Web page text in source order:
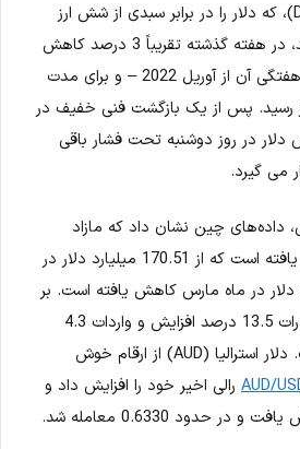
(DXY)، که دلار را در برابر سبدی از شش ارز
اصلی اندازه گیری می کند، در هفته گذشته تقریباً 3 درصد کاهش
یافت – بدترین عملکرد هفتگی آن از آوریل 2022 – و برای مدت
به زیر 99.00 نیز رسید. پس از یک بازگشت فنی خفیف در
در روز دوشنبه تحت فشار باقی
داده‌های چین نشان داد که مازاد
تجاری این کشور کاهش یافته است که از 170.51 میلیارد دلار در
میلیارد دلار در ماه مارس کاهش یافته است. بر
اساس سال به سال، صادرات 13.5 درصد افزایش و واردات 4.3
درصد کاهش یافته است. دلار استرالیا (AUD) از ارقام خوش
AUD/ رالی اخیر خود را افزایش داد و